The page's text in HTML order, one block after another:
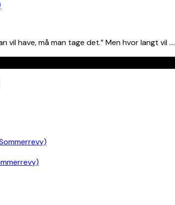
vil have, må man tage det.” Men hvor langt vil ….